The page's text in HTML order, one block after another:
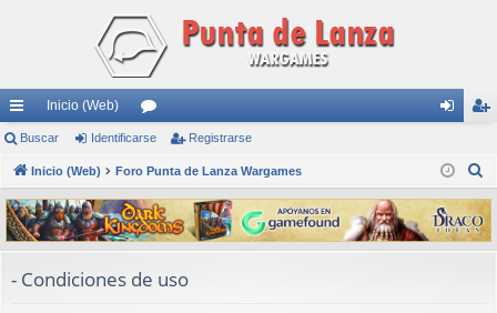
nl
ac
es
rá
Inicio (Web)
or
os nti
fic
ar
ist
ra
rs
Buscar Identificarse Registrarse
Inicio (Web) Foro Punta de Lanza Wargames
s
c
- Condiciones de uso